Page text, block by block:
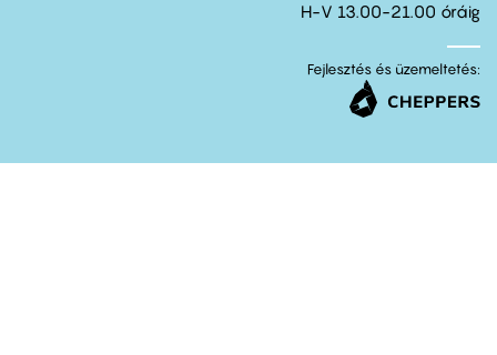
H-V 13.00-21.00 óráig
Fejlesztés és üzemeltetés: